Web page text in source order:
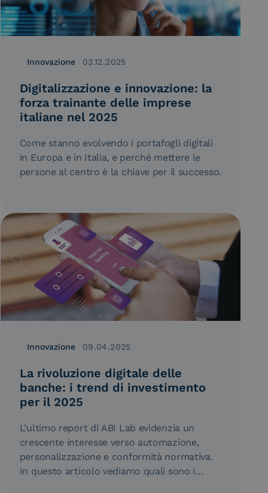
Innovazione 03.12.2025
Digitalizzazione e innovazione: la
forza trainante delle imprese
italiane nel 2025
Come stanno evolvendo i portafogli digitali
in Europa e in Italia, e perché mettere le
persone al centro è la chiave per il successo.
Innovazione 09.04.2025
La rivoluzione digitale delle
banche: i trend di investimento
per il 2025
L’ultimo report di ABI Lab evidenzia un
crescente interesse verso automazione,
personalizzazione e conformità normativa.
In questo articolo vediamo quali sono i